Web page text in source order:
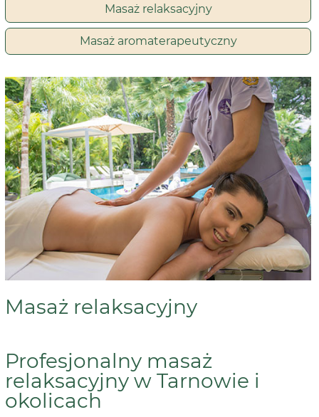
Masaż relaksacyjny
Masaż aromaterapeutyczny
Masaż relaksacyjny
Profesjonalny masaż
relaksacyjny w Tarnowie i
okolicach